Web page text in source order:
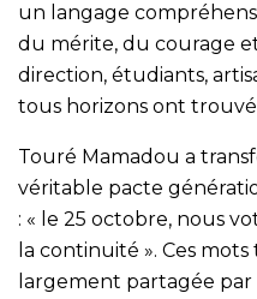
un langage
du mérite, du courage et
direction, étudiants,
tous horizons ont
Touré Mamadou a
véritable pacte
: « le 25 octobre, nous
la continuité ». Ces
largement partagée